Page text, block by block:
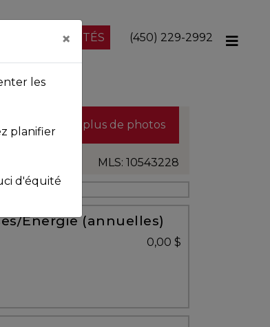
NOS PROPRIÉTÉS (450) 229-2992
Voir plus de photos
MLS: 10543228
Énergie (annuelles)
0,00 $
×
les
planifier
d'équité